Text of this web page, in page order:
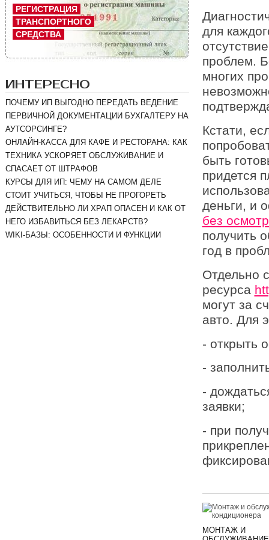
для
проблем.
многих
Кстати,
быть
придется
деньги, и
без
получить
год в
Отдельно
ресурса
могут за
авто. Для
- открыть
-
-
заявки;
- при
МОНТАЖ И
РЕГИСТРАЦИЯ
ТРАНСПОРТНОГО
СРЕДСТВА
ИНТЕРЕСНО
ПОЧЕМУ ИП ВЫГОДНО ПЕРЕДАТЬ ВЕДЕНИЕ
ПЕРВИЧНОЙ ДОКУМЕНТАЦИИ БУХГАЛТЕРУ НА
АУТСОРСИНГЕ?
ОНЛАЙН-КАССА ДЛЯ КАФЕ И РЕСТОРАНА: КАК
ТЕХНИКА УСКОРЯЕТ ОБСЛУЖИВАНИЕ И
СПАСАЕТ ОТ ШТРАФОВ
КУРСЫ ДЛЯ ИП: ЧЕМУ НА САМОМ ДЕЛЕ
СТОИТ УЧИТЬСЯ, ЧТОБЫ НЕ ПРОГОРЕТЬ
ДЕЙСТВИТЕЛЬНО ЛИ ХРАП ОПАСЕН И КАК ОТ
НЕГО ИЗБАВИТЬСЯ БЕЗ ЛЕКАРСТВ?
WIKI-БАЗЫ: ОСОБЕННОСТИ И ФУНКЦИИ